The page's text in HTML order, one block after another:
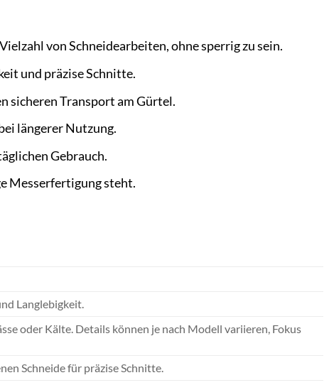
von Schneidearbeiten, ohne sperrig zu sein.
und präzise Schnitte.
sicheren Transport am Gürtel.
längerer Nutzung.
Gebrauch.
Messerfertigung steht.
Langlebigkeit.
oder Kälte. Details können je nach Modell variieren, Fokus
Schneide für präzise Schnitte.